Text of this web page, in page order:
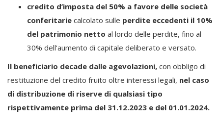
credito d’imposta del 50% a favore delle società
conferitarie calcolato sulle perdite eccedenti il 10%
del patrimonio netto al lordo delle perdite, fino al
30% dell’aumento di capitale deliberato e versato.
Il beneficiario decade dalle agevolazioni, con obbligo di
restituzione del credito fruito oltre interessi legali, nel caso
di distribuzione di riserve di qualsiasi tipo
rispettivamente prima del 31.12.2023 e del 01.01.2024.